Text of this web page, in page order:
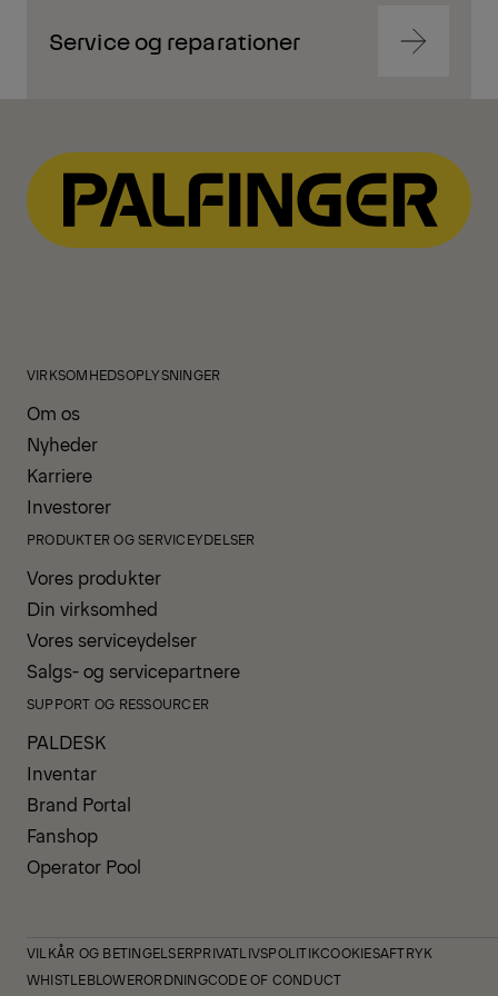
Service og reparationer Navigate
content
VIRKSOMHEDSOPLYSNINGER
Om os
Nyheder
Karriere
Investorer
PRODUKTER OG SERVICEYDELSER
Vores produkter
Din virksomhed
Vores serviceydelser
Salgs- og servicepartnere
SUPPORT OG RESSOURCER
PALDESK
Inventar
Brand Portal
Fanshop
Operator Pool
VILKÅR OG BETINGELSERPRIVATLIVSPOLITIKCOOKIESAFTRYK
WHISTLEBLOWERORDNINGCODE OF CONDUCT